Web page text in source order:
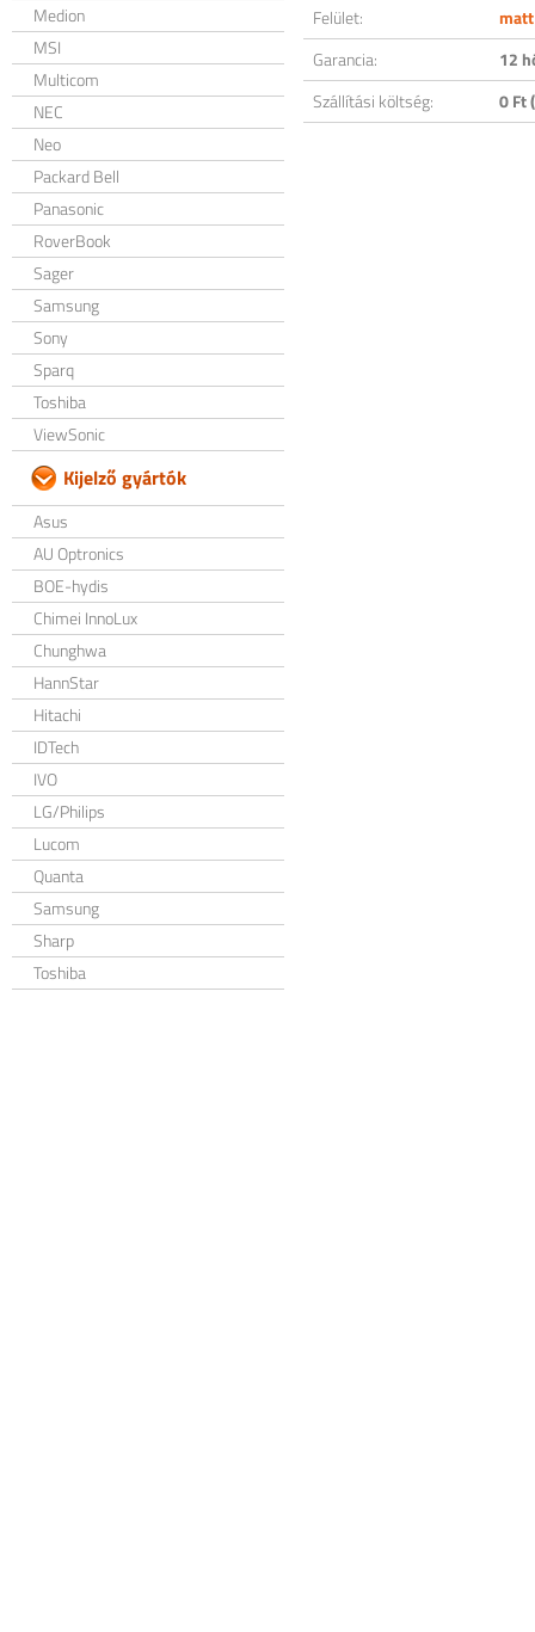
Medion
MSI
Multicom
NEC
Neo
Packard Bell
Panasonic
RoverBook
Sager
Samsung
Sony
Sparq
Toshiba
ViewSonic
Kijelző gyártók
Asus
AU Optronics
BOE-hydis
Chimei InnoLux
Chunghwa
HannStar
Hitachi
IDTech
IVO
LG/Philips
Lucom
Quanta
Samsung
Sharp
Toshiba
Felület:
matt
Garancia:
12
Szállítási költség:
0 Ft